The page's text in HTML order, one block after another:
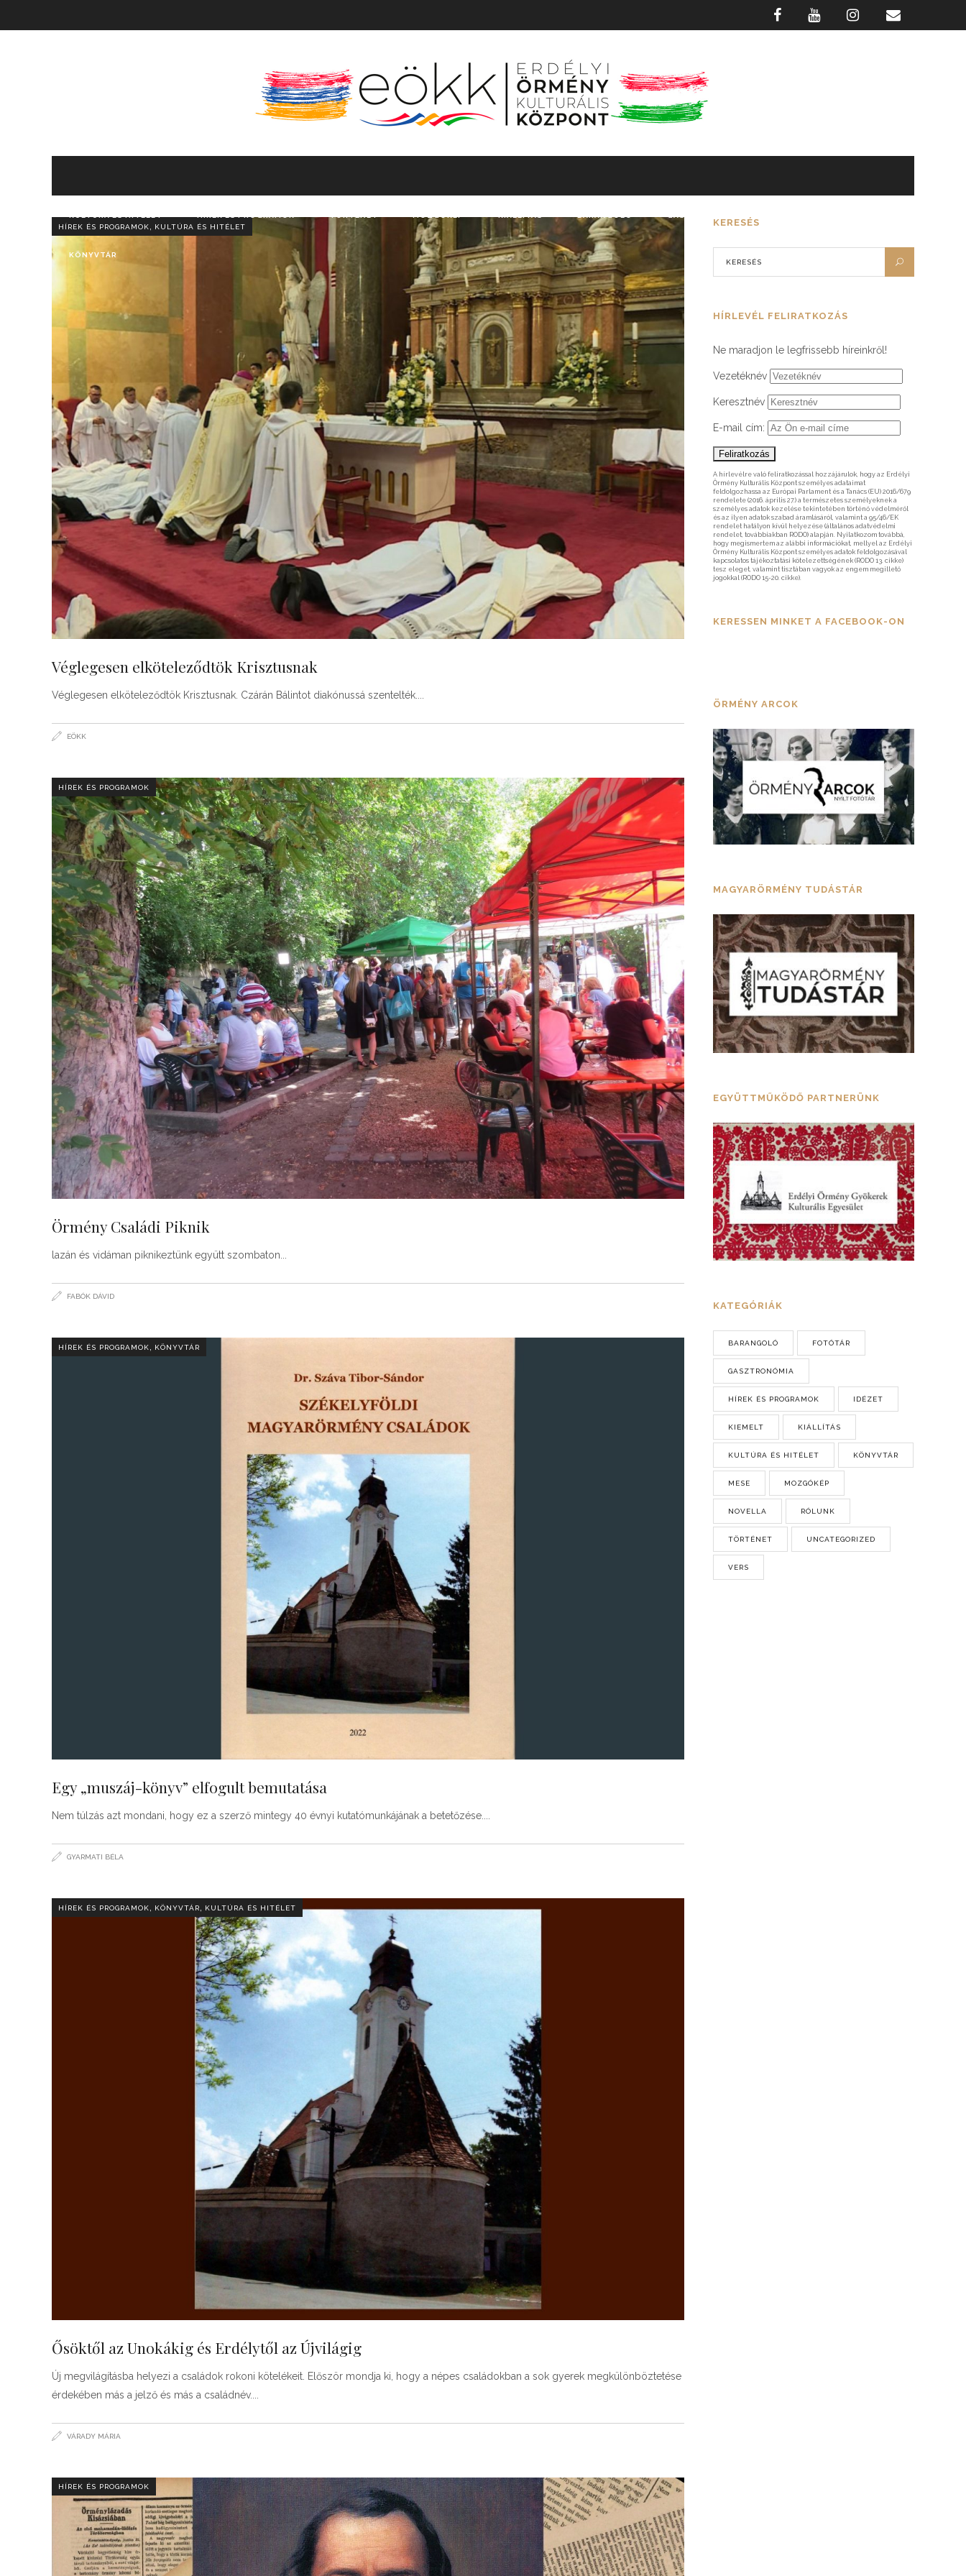
KÖNYVTÁR
HÍREK ÉS PROGRAMOK KULTÚRA ÉS HITÉLET
Véglegesen elköteleződtök Krisztusnak
Véglegesen elköteleződtök Krisztusnak. Czárán Bálintot diakónussá szentelték.
EÖKK
HÍREK ÉS PROGRAMOK
Örmény Családi Piknik
lazán és vidáman piknikeztünk együtt szombaton
FABÓK DÁVID
HÍREK ÉS PROGRAMOK, KÖNYVTÁR
Egy „muszáj-könyv” elfogult bemutatása
Nem túlzás azt mondani, hogy ez a szerző mintegy 40 évnyi kutatómunkájának a betetőzése.
GYARMATI BÉLA
HÍREK ÉS PROGRAMOK KÖNYVTÁR KULTÚRA ÉS HITÉLET
Ősöktől az Unokákig és Erdélytől az Újvilágig
Új megvilágításba helyezi a családok rokoni kötelékeit. Először mondja ki, hogy a népes családokban a sok gyerek megkülönböztetése
érdekében más a jelző és más a családnév.
VÁRADY MÁRIA
HÍREK ÉS PROGRAMOK
KERESÉS
HÍRLEVÉL FELIRATKOZÁS
Ne maradjon le legfrissebb híreinkről!
Vezetéknév
Keresztnév
E-mail cím:
A hírlevélre való feliratkozással hozzájárulok, hogy az Erdélyi
Örmény Kulturális Központ személyes adataimat
feldolgozhassa az Európai Parlament és a Tanács (EU) 2016/679
rendelete (2016. április 27.) a természetes személyeknek a
személyes adatok kezelése tekintetében történő védelméről
és az ilyen adatok szabad áramlásáról, valamint a 95/46/EK
rendelet hatályon kívül helyezése (általános adatvédelmi
rendelet, továbbiakban RODO) alapján. Nyilatkozom továbbá,
hogy megismertem az alábbi információkat, mellyel az Erdélyi
Örmény Kulturális Központ személyes adatok feldolgozásával
kapcsolatos tájékoztatási kötelezettségének (RODO 13. cikke)
tesz eleget, valamint tisztában vagyok az engem megillető
jogokkal (RODO 15-20. cikke).
KERESSEN MINKET A FACEBOOK-ON
ÖRMÉNY ARCOK
MAGYARÖRMÉNY TUDÁSTÁR
EGYÜTTMŰKÖDŐ PARTNERÜNK
KATEGÓRIÁK
BARANGOLÓ FOTÓTÁR
GASZTRONÓMIA
HÍREK ÉS PROGRAMOK IDÉZET
KIEMELT KIÁLLÍTÁS
KULTÚRA ÉS HITÉLET KÖNYVTÁR
MESE MOZGÓKÉP
NOVELLA RÓLUNK
TÖRTÉNET UNCATEGORIZED
VERS